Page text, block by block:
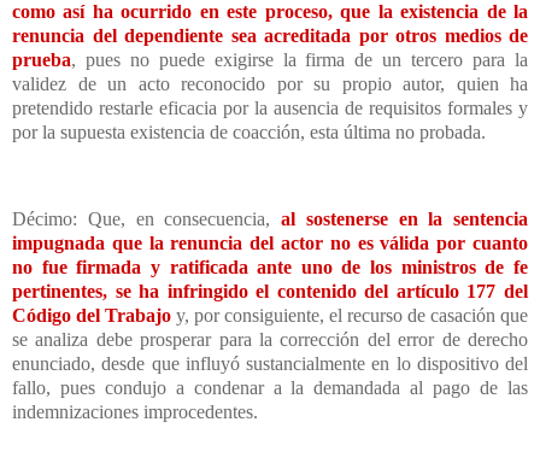
como así ha ocurrido en este proceso, que la existencia de la
renuncia del dependiente sea acreditada por otros medios de
prueba, pues no puede exigirse la firma de un tercero para la
validez de un acto reconocido por su propio autor, quien ha
pretendido restarle eficacia por la ausencia de requisitos formales y
por la supuesta existencia de coacción, esta última no probada.
Décimo: Que, en consecuencia, al sostenerse en la sentencia
impugnada que la renuncia del actor no es válida por cuanto
no fue firmada y ratificada ante uno de los ministros de fe
pertinentes, se ha infringido el contenido del artículo 177 del
Código del Trabajo y, por consiguiente, el recurso de casación que
se analiza debe prosperar para la corrección del error de derecho
enunciado, desde que influyó sustancialmente en lo dispositivo del
fallo, pues condujo a condenar a la demandada al pago de las
indemnizaciones improcedentes.